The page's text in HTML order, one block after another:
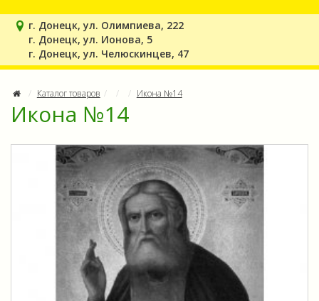
г. Донецк, ул. Олимпиева, 222
г. Донецк, ул. Ионова, 5
г. Донецк, ул. Челюскинцев, 47
Каталог товаров Икона №14
Икона №14